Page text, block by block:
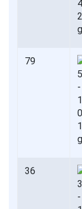
79
36